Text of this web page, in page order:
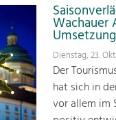
Wachauer
Dienstag, 23.
Der
hat sich in
vor allem im